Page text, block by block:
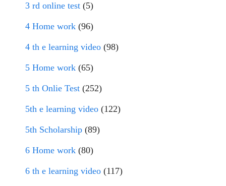
3 rd online test (5)
4 Home work (96)
4 th e learning video (98)
5 Home work (65)
5 th Onlie Test (252)
5th e learning video (122)
5th Scholarship (89)
6 Home work (80)
6 th e learning video (117)